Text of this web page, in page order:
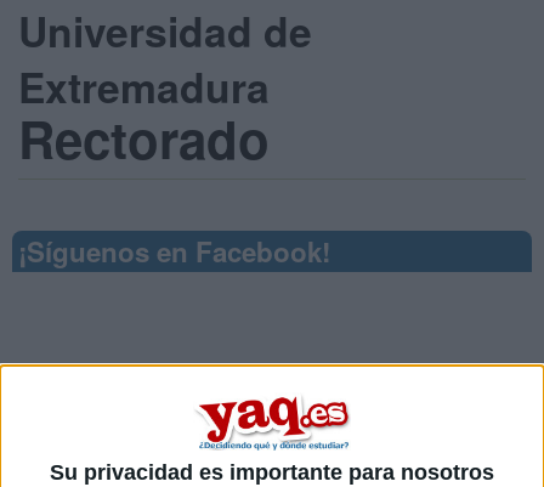
Su privacidad es importante para nosotros
Universidad de
Extremadura
Rectorado
¡Síguenos en Facebook!